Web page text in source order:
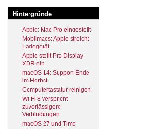
Hintergründe
Apple: Mac Pro eingestellt
Mobilmacs: Apple streicht
Ladegerät
Apple stellt Pro Display
XDR ein
macOS 14: Support-Ende
im Herbst
Computertastatur reinigen
Wi-Fi 8 verspricht
zuverlässigere
Verbindungen
macOS 27 und Time